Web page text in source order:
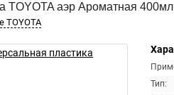
TOYOTA аэр Ароматная 400мл
TOYOTA
Тип: